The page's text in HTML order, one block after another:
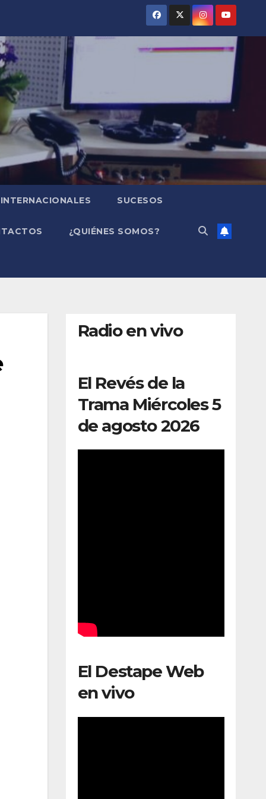
INTERNACIONALES SUCESOS
¿QUIÉNES SOMOS?
Radio en vivo
El Revés de la
Trama Miércoles 5
de agosto 2026
El Destape Web
en vivo